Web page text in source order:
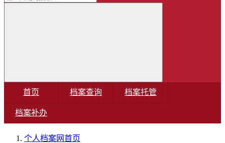
首页 档案查询 档案托管
档案补办
个人档案网首页